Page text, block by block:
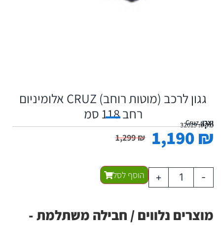
גגון לרכב (מוטות רוחב) CRUZ אלומיניום
רחב 118 סמ
יצרן:Cruzמקט:32019
1,299₪ 1,190₪
-
+ הוסף לסל
מוצרים נלווים / חבילה משתלמת -